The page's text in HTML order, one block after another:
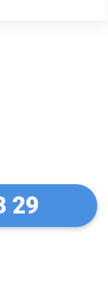
29